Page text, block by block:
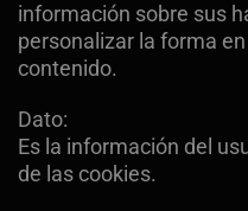
información sobre sus
personalizar la forma
contenido.
Dato:
Es la información del
de las cookies.